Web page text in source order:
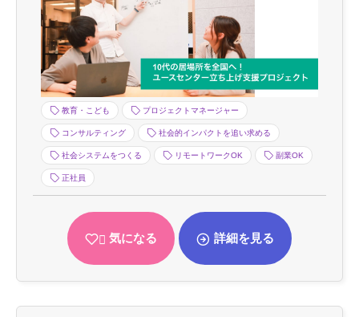
教育・こども プロジェクトマネージャー
コンサルティング 社会的インパクトを追い求める
社会システムをつくる リモートワークOK 副業OK
正社員
気になる 詳細を見る